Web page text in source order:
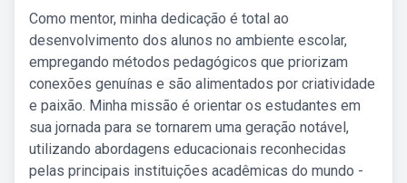
Como mentor, minha dedicação é total ao
desenvolvimento dos alunos no ambiente escolar,
empregando métodos pedagógicos que priorizam
conexões genuínas e são alimentados por criatividade
e paixão. Minha missão é orientar os estudantes em
sua jornada para se tornarem uma geração notável,
utilizando abordagens educacionais reconhecidas
pelas principais instituições acadêmicas do mundo -